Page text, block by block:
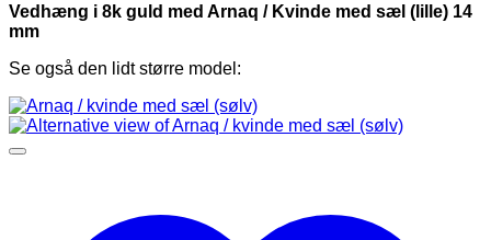
Vedhæng i 8k guld med Arnaq / Kvinde med sæl (lille) 14
mm
Se også den lidt større model: